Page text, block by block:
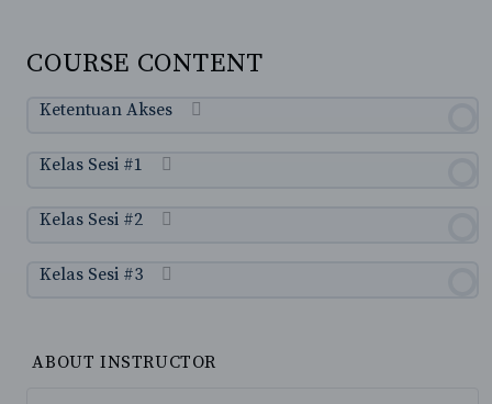
COURSE CONTENT
Ketentuan Akses
Kelas Sesi #1
Kelas Sesi #2
Kelas Sesi #3
ABOUT INSTRUCTOR